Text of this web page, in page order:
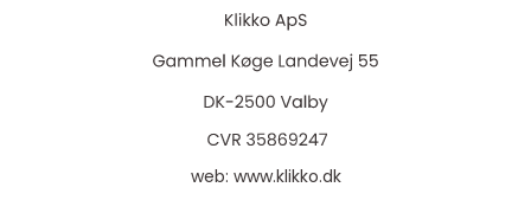
web: www.klikko.dk